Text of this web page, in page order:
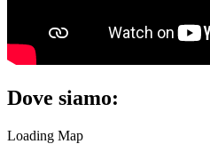
Dove siamo:
Loading Map